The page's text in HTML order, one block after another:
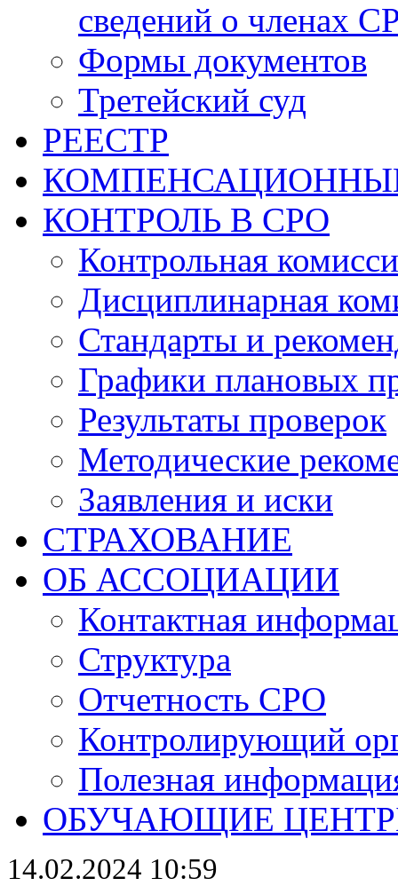
сведений о членах
Формы документов
Третейский суд
РЕЕСТР
КОНТРОЛЬ В СРО
Контрольная
Дисциплинарная
Стандарты и
Графики плановых
Результаты проверок
Методические
Заявления и иски
СТРАХОВАНИЕ
ОБ АССОЦИАЦИИ
Контактная
Структура
Отчетность СРО
Контролирующий
Полезная
ОБУЧАЮЩИЕ
14.02.2024 10:59